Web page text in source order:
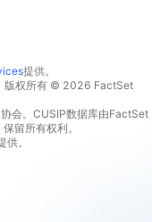
提供。
版权所有 © 2026 FactSet
会。CUSIP数据库由FactSet
留所有权利。
供。